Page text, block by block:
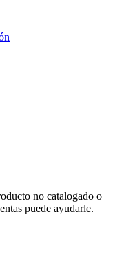
no catalogado o
puede ayudarle.